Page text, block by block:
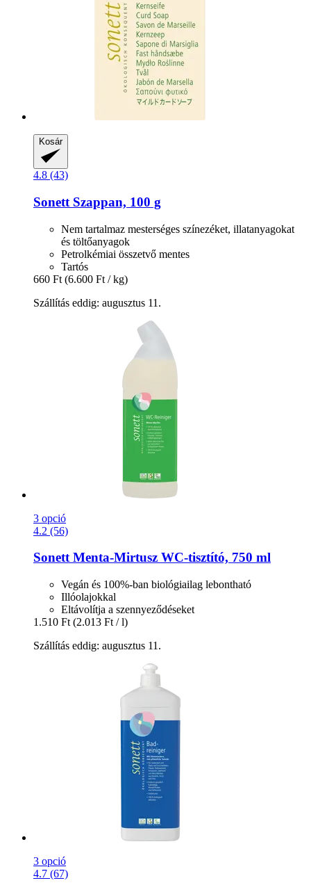
Kosár
4.8 (43)
Sonett Szappan, 100 g
Nem tartalmaz mesterséges színezéket, illatanyagokat
és töltőanyagok
Petrolkémiai összetvő mentes
Tartós
660 Ft (6.600 Ft / kg)
Szállítás eddig: augusztus 11.
3 opció
4.2 (56)
SonettMenta-​Mirtusz WC-​tisztító, 750 ml
Vegán és 100%-ban biológiailag lebontható
Illóolajokkal
Eltávolítja a szennyeződéseket
1.510 Ft (2.013 Ft / l)
Szállítás eddig: augusztus 11.
3 opció
4.7 (67)